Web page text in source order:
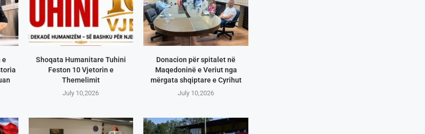
e
Shoqata Humanitare Tuhini
Feston 10 Vjetorin e
Themelimit
July 10,2026
Donacion për spitalet në
Maqedoninë e Veriut nga
mërgata shqiptare e Cyrihut
July 10,2026